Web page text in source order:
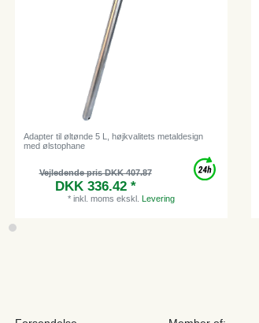
Adapter til øltønde 5 L, højkvalitets metaldesign
med ølstophane
Vejledende pris DKK 407.87
DKK 336.42 *
* inkl. moms ekskl. Levering